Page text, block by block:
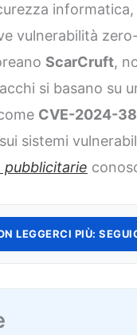
vulnerabilità
ScarCruft,
si basano su
CVE-2024-
sistemi
LEGGERCI PIÙ: